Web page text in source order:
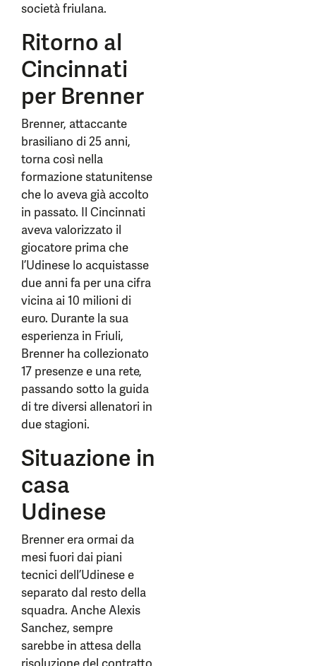
società friulana.
Ritorno al
Cincinnati
per Brenner
Brenner, attaccante
brasiliano di 25 anni,
torna così nella
formazione statunitense
che lo aveva già accolto
in passato. Il Cincinnati
aveva valorizzato il
giocatore prima che
l’Udinese lo acquistasse
due anni fa per una cifra
vicina ai 10 milioni di
euro. Durante la sua
esperienza in Friuli,
Brenner ha collezionato
17 presenze e una rete,
passando sotto la guida
di tre diversi allenatori in
due stagioni.
Situazione in
casa
Udinese
Brenner era ormai da
mesi fuori dai piani
tecnici dell’Udinese e
separato dal resto della
squadra. Anche Alexis
Sanchez, sempre
sarebbe in attesa della